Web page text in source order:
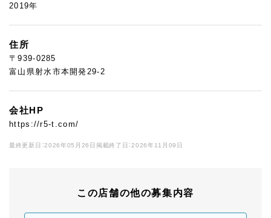
2019年
住所
〒939-0285
富山県射水市本開発29-2
会社HP
https://r5-t.com/
最終更新日：2026年05月26日 掲載終了日：2026年11月09日
この店舗の他の募集内容